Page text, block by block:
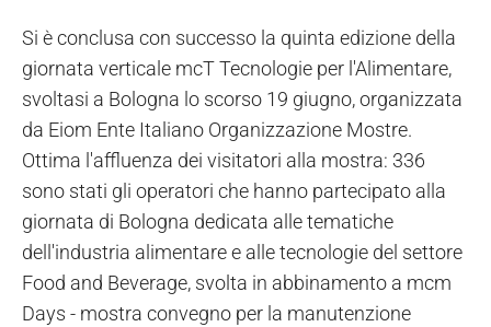
Si è conclusa con successo la quinta edizione della
giornata verticale mcT Tecnologie per l'Alimentare,
svoltasi a Bologna lo scorso 19 giugno, organizzata
da Eiom Ente Italiano Organizzazione Mostre.
Ottima l'affluenza dei visitatori alla mostra: 336
sono stati gli operatori che hanno partecipato alla
giornata di Bologna dedicata alle tematiche
dell'industria alimentare e alle tecnologie del settore
Food and Beverage, svolta in abbinamento a mcm
Days - mostra convegno per la manutenzione